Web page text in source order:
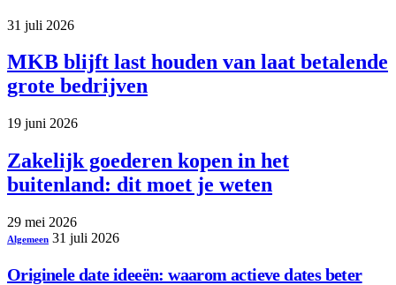
31 juli 2026
MKB blijft last houden van laat betalende
grote bedrijven
19 juni 2026
Zakelijk goederen kopen in het
buitenland: dit moet je weten
29 mei 2026
Algemeen 31 juli 2026
Originele date ideeën: waarom actieve dates beter